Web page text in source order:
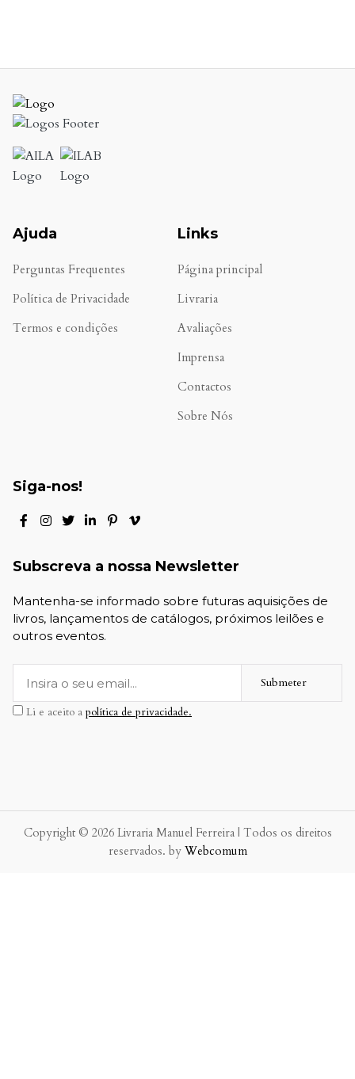
Ajuda
Perguntas Frequentes
Política de Privacidade
Termos e condições
Links
Página principal
Livraria
Avaliações
Imprensa
Contactos
Sobre Nós
Siga-nos!
Subscreva a nossa Newsletter
Mantenha-se informado sobre futuras aquisições de
livros, lançamentos de catálogos, próximos leilões e
outros eventos.
Submeter
Li e aceito a política de privacidade.
Copyright © 2026 Livraria Manuel Ferreira | Todos os direitos
reservados. by Webcomum